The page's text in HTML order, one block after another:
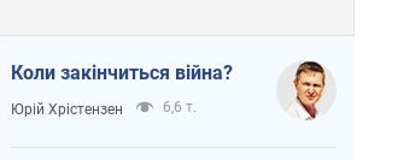
Коли закінчиться війна?
Юрій Хрістензен 6,6 т.